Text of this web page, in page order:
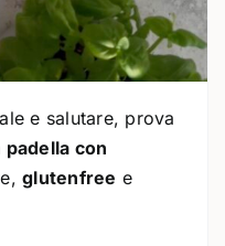
e salutare, prova
con
glutenfree e